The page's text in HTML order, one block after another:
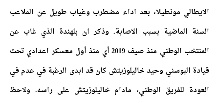
الايطالي مونطيلا، بعد اداء مضطرب وغياب طويل عن الملاعب
السنة الماضية بسبب الاصابة. وذكر ان بلهندة الذي غاب عن
المنتخب الوطني منذ صيف 2019 أي منذ أول معسكر اعدادي تحت
قيادة البوسني وحيد خاليلوزيتش كان قد ابدى الرغبة في عدم في
العودة للفريق الوطني، مادام خاليلوزيتش على راسه. ولاحظ